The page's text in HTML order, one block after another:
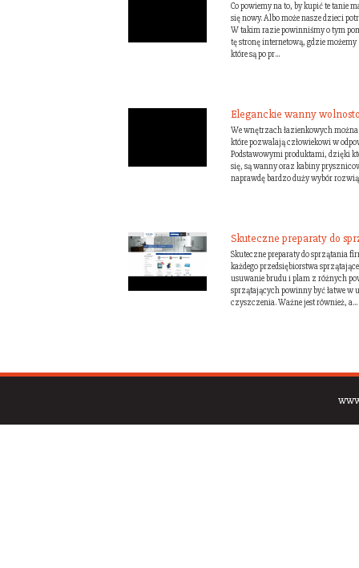
Co powiemy na to, by kupić te tanie
się nowy. Albo może nasze dzieci
W takim razie powinniśmy o tym
tę stronę internetową, gdzie
które są po pr...
Eleganckie wanny
We wnętrzach łazienkowych
które pozwalają człowiekowi w
Podstawowymi produktami, dzięki
się, są wanny oraz kabiny
naprawdę bardzo duży wybór
Skuteczne preparaty do
Skuteczne preparaty do sprzątania
każdego przedsiębiorstwa
usuwanie brudu i plam z różnych
sprzątających powinny być łatwe w
czyszczenia. Ważne jest również, a...